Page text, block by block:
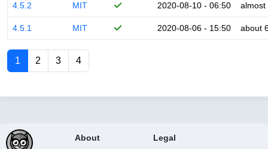
4.5.2 MIT 2020-08-10 - 06:50 almost
4.5.1 MIT 2020-08-06 - 15:50 about
1 2 3 4
About
Legal